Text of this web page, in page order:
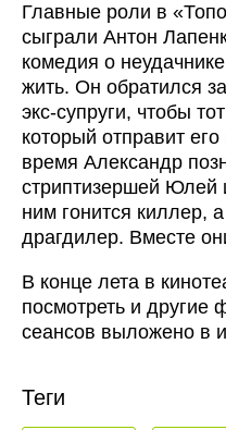
Главные роли в
сыграли Антон
комедия о
жить. Он обратился
экс-супруги, чтобы
который отправит
время Александр
стриптизершей Юлей
ним гонится киллер,
драгдилер. Вместе
В конце лета в
посмотреть и
сеансов выложено в
Теги